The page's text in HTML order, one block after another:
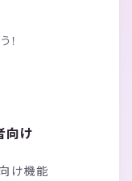
！
向け
け機能